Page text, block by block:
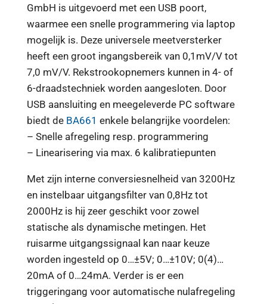
GmbH is uitgevoerd met een USB poort,
waarmee een snelle programmering via laptop
mogelijk is. Deze universele meetversterker
heeft een groot ingangsbereik van 0,1mV/V tot
7,0 mV/V. Rekstrookopnemers kunnen in 4- of
6-draadstechniek worden aangesloten. Door
USB aansluiting en meegeleverde PC software
biedt de BA661 enkele belangrijke voordelen:
– Snelle afregeling resp. programmering
– Linearisering via max. 6 kalibratiepunten
Met zijn interne conversiesnelheid van 3200Hz
en instelbaar uitgangsfilter van 0,8Hz tot
2000Hz is hij zeer geschikt voor zowel
statische als dynamische metingen. Het
ruisarme uitgangssignaal kan naar keuze
worden ingesteld op 0…±5V; 0…±10V; 0(4)…
20mA of 0…24mA. Verder is er een
triggeringang voor automatische nulafregeling